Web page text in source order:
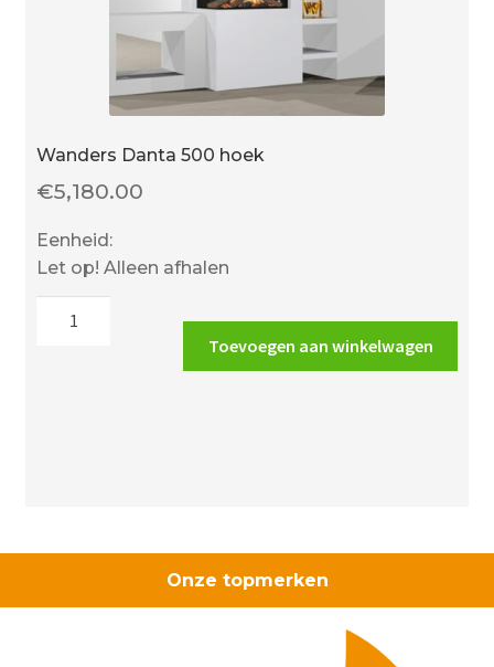
Wanders Danta 500 hoek
€5,180.00
Eenheid:
Let op! Alleen afhalen
Toevoegen aan winkelwagen
Onze topmerken